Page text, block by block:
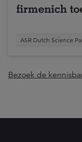
firmenich
ASR Dutch Science
Bezoek de